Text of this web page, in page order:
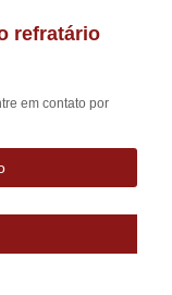
refratário
em contato por